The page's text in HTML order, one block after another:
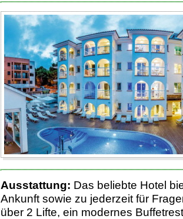
Ausstattung: Das beliebte Hotel
Ankunft sowie zu jederzeit für
über 2 Lifte, ein modernes